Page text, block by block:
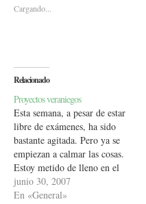
Cargando...
Relacionado
Proyectos veraniegos
Esta semana, a pesar de estar
libre de exámenes, ha sido
bastante agitada. Pero ya se
empiezan a calmar las cosas.
Estoy metido de lleno en el
desarrollo de una web
participativa para el
junio 30, 2007
En «General»